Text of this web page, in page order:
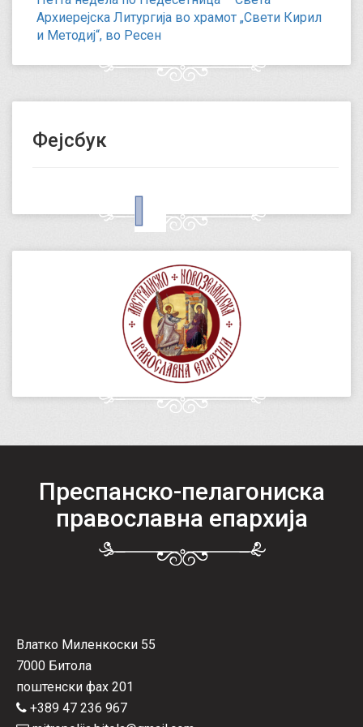
Архиерејска Литургија во храмот „Свети Кирил
и Методиј“, во Ресен
Фејсбук
Преспанско-пелагониска
православна епархија
Влатко Миленкоски 55
7000 Битола
поштенски фах 201
+389 47 236 967